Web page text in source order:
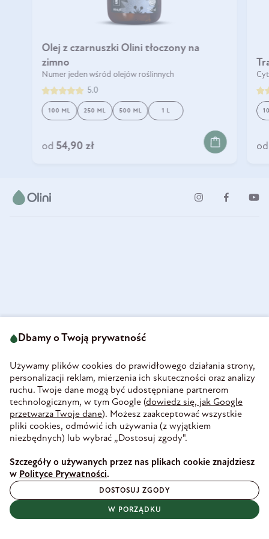
Olej z czarnuszki Olini tłoczony na
zimno
Numer jeden wśród olejów roślinnych
5.0
100 ML 250 ML 500 ML 1 L
od 54,90 zł od
ul. Strzegomska 49
Polska
NIP 8860027066
REGON 890213034
INFORMACJE
PŁATNOŚĆ I DOSTAWA
WIEDZA
ZAUFANE PŁATNOŚCI
BEZPIECZNA DOSTAWA
Dbamy o Twoją prywatność
Używamy plików cookies do prawidłowego działania strony,
personalizacji reklam, mierzenia ich skuteczności oraz analizy
ruchu. Twoje dane mogą być udostępniane partnerom
technologicznym, w tym Google (dowiedz się, jak Google
przetwarza Twoje dane). Możesz zaakceptować wszystkie
pliki cookies, odmówić ich używania (z wyjątkiem
niezbędnych) lub wybrać „Dostosuj zgody".
Szczegóły o używanych przez nas plikach cookie znajdziesz
w Polityce Prywatności.
DOSTOSUJ ZGODY
W PORZĄDKU